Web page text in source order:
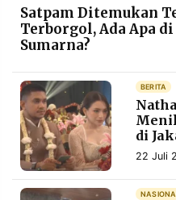
Satpam Ditemukan
Terborgol, Ada Apa
Sumarna?
BERITA
di
22 Juli